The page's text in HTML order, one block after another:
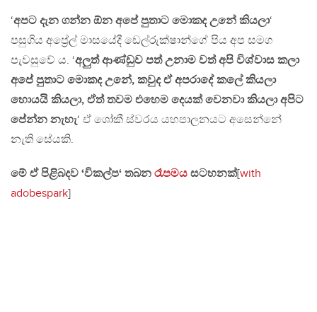
‘අපට දැන ගන්න ඕන අපේ පුතාට මොකද උනේ කියලා‘
පසුගිය අප්‍රේල් මාසයේදී ඩෙල්රුක්ෂාන්ගේ පිය අප සමග
පැවසුවේ ය. ‘අලුත් ආණ්ඩුව පත් උනාම වත් අපි විශ්වාස කලා
අපේ පුතාට මොකද උනේ, කවුද ඒ අපරාදේ කලේ කියලා
හොයයි කියලා, ඒත් තවම එහෙම දෙයක් වෙනවා කියලා අපිට
පේන්න නැහැ‘ ඒ ශෝකී ස්වරය යහපාලනයට අසෙන්නේ
නැති සේයකි.
මේ ඒ පිළිබදව ‘විකල්ප‘ තබන රෑපමය සටහනක්[with
adobespark]